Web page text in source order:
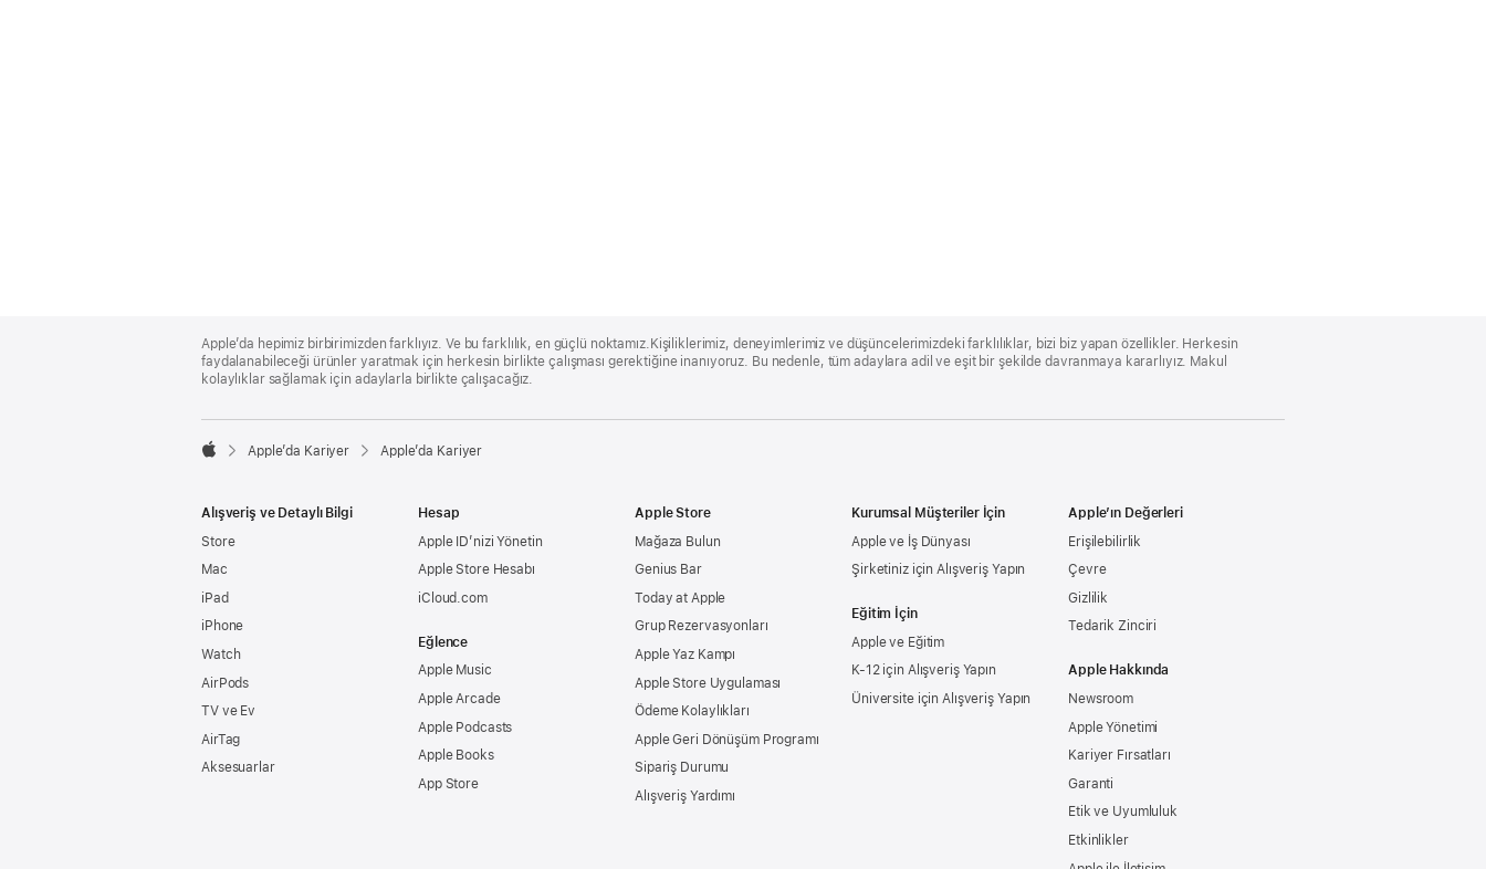
Footer
Apple’da hepimiz birbirimizden farklıyız. Ve bu farklılık, en güçlü noktamız.Kişiliklerimiz, deneyimlerimiz ve düşüncelerimizdeki farklılıklar, bizi biz yapan özellikler. Herkesin
faydalanabileceği ürünler yaratmak için herkesin birlikte çalışması gerektiğine inanıyoruz. Bu nedenle, tüm adaylara adil ve eşit bir şekilde davranmaya kararlıyız. Makul
kolaylıklar sağlamak için adaylarla birlikte çalışacağız.

Apple’da Kariyer Apple’da Kariyer
Alışveriş ve Detaylı Bilgi
Store
Mac
iPad
iPhone
Watch
AirPods
TV ve Ev
AirTag
Aksesuarlar
Hesap
Apple ID’nizi Yönetin
Apple Store Hesabı
iCloud.com
Eğlence
Apple Music
Apple Arcade
Apple Podcasts
Apple Books
App Store
Apple Store
Mağaza Bulun
Genius Bar
Today at Apple
Grup Rezervasyonları
Apple Yaz Kampı
Apple Store Uygulaması
Ödeme Kolaylıkları
Apple Geri Dönüşüm Programı
Sipariş Durumu
Alışveriş Yardımı
Kurumsal Müşteriler İçin
Apple ve İş Dünyası
Şirketiniz için Alışveriş Yapın
Eğitim İçin
Apple ve Eğitim
K-12 için Alışveriş Yapın
Üniversite için Alışveriş Yapın
Apple’ın Değerleri
Erişilebilirlik
Çevre
Gizlilik
Tedarik Zinciri
Apple Hakkında
Newsroom
Apple Yönetimi
Kariyer Fırsatları
Garanti
Etik ve Uyumluluk
Etkinlikler